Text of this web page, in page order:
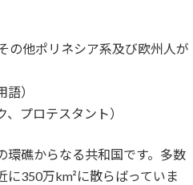
の他ポリネシア系及び欧州人が
）
プロテスタント）
環礁からなる共和国です。多数
350万km²に散らばっていま